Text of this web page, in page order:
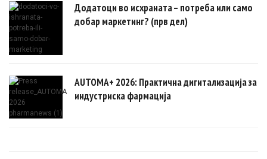
Додатоци во исхраната – потреба или само
добар маркетинг? (прв дел)
AUTOMA+ 2026: Практична дигитализација за
индустриска фармација